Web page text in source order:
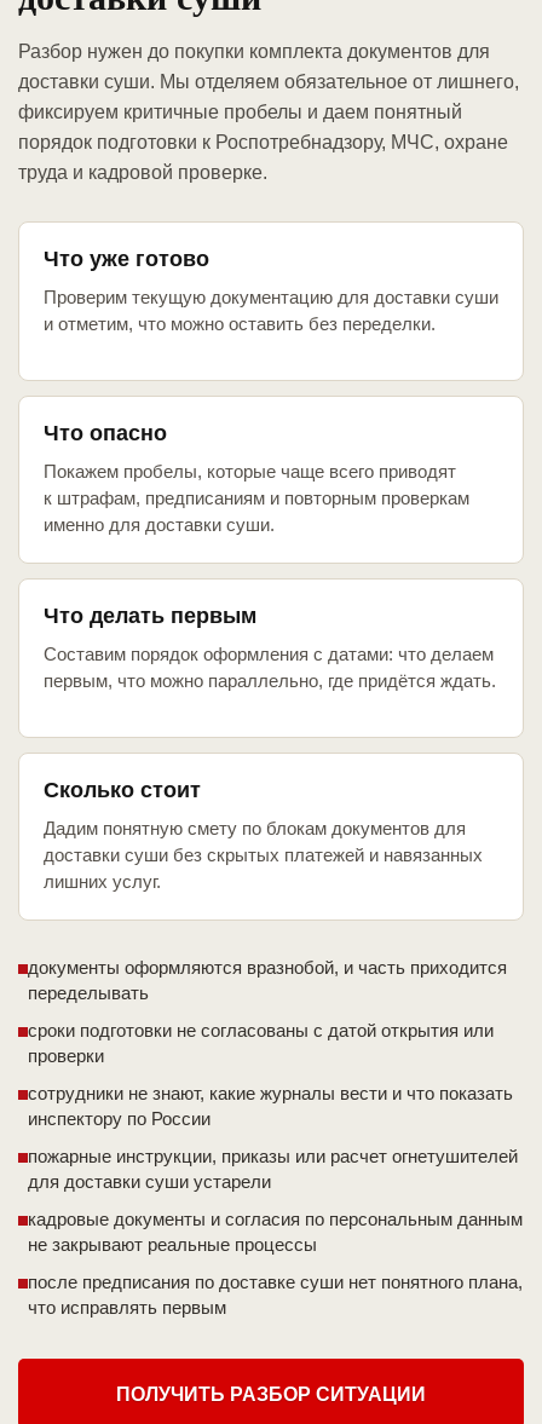
Разбор нужен до покупки комплекта документов для
доставки суши. Мы отделяем обязательное от лишнего,
фиксируем критичные пробелы и даем понятный
порядок подготовки к Роспотребнадзору, МЧС, охране
труда и кадровой проверке.
Что уже готово
Проверим текущую документацию для доставки суши
и отметим, что можно оставить без переделки.
Что опасно
Покажем пробелы, которые чаще всего приводят
к штрафам, предписаниям и повторным проверкам
именно для доставки суши.
Что делать первым
Составим порядок оформления с датами: что делаем
первым, что можно параллельно, где придётся ждать.
Сколько стоит
Дадим понятную смету по блокам документов для
доставки суши без скрытых платежей и навязанных
лишних услуг.
документы оформляются вразнобой, и часть приходится
переделывать
сроки подготовки не согласованы с датой открытия или
проверки
сотрудники не знают, какие журналы вести и что показать
инспектору по России
пожарные инструкции, приказы или расчет огнетушителей
для доставки суши устарели
кадровые документы и согласия по персональным данным
не закрывают реальные процессы
после предписания по доставке суши нет понятного плана,
что исправлять первым
ПОЛУЧИТЬ РАЗБОР СИТУАЦИИ